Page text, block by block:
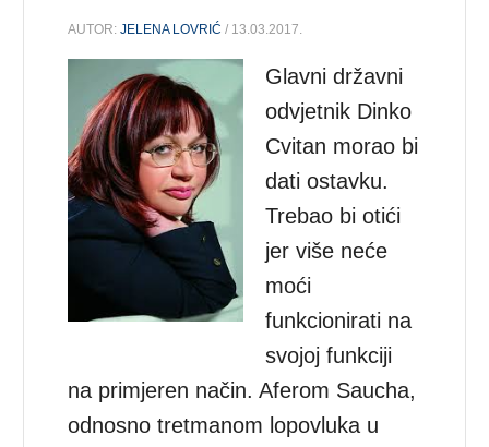
AUTOR:JELENA LOVRIĆ / 13.03.2017.
Glavni državni
odvjetnik Dinko
Cvitan morao bi
dati ostavku.
Trebao bi otići
jer više neće
moći
funkcionirati na
svojoj funkciji
na primjeren način. Aferom Saucha,
odnosno tretmanom lopovluka u